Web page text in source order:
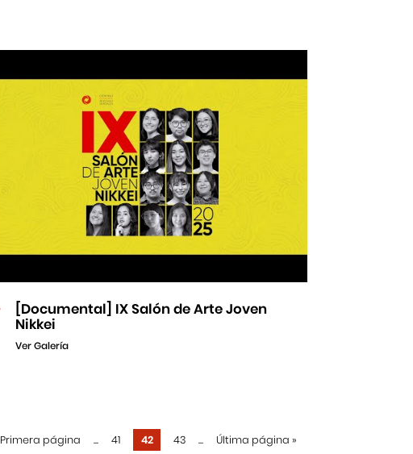
[Documental] IX Salón de Arte Joven
Nikkei
Ver Galería
Primera página ... 41 42 43 ... Última página »